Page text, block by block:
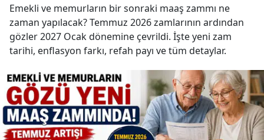
Emekli ve memurların bir sonraki maaş zammı ne
zaman yapılacak? Temmuz 2026 zamlarının ardından
gözler 2027 Ocak dönemine çevrildi. İşte yeni zam
tarihi, enflasyon farkı, refah payı ve tüm detaylar.